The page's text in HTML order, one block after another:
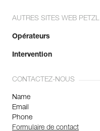
AUTRES SITES WEB PETZL
Opérateurs
Intervention
CONTACTEZ-NOUS
Name
Email
Phone
Formulaire de contact